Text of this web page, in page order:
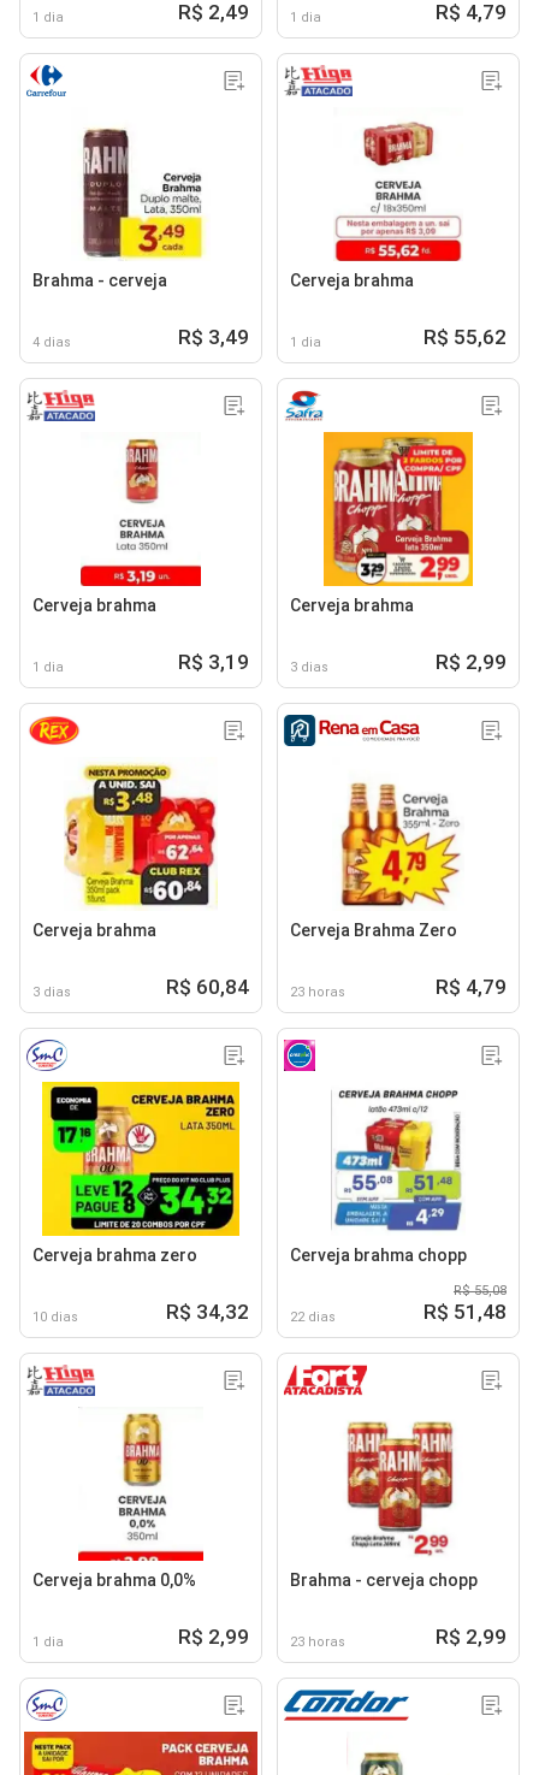
1 dia R$ 2,49 1 dia R$ 4,79
Brahma - cerveja
4 dias R$ 3,49
Cerveja brahma
1 dia R$ 55,62
Cerveja brahma
1 dia R$ 3,19
Cerveja brahma
3 dias R$ 2,99
Cerveja brahma
3 dias R$ 60,84
Cerveja Brahma Zero
23 horas R$ 4,79
Cerveja brahma zero
10 dias R$ 34,32
Cerveja brahma chopp
22 dias
R$ 55,08
R$ 51,48
Cerveja brahma 0,0%
1 dia R$ 2,99
Brahma - cerveja chopp
23 horas R$ 2,99